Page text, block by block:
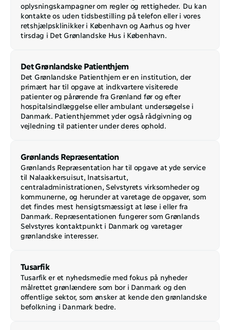
oplysningskampagner om regler og rettigheder. Du kan
kontakte os uden tidsbestilling på telefon eller i vores
retshjælpsklinikker i København og Aarhus og hver
tirsdag i Det Grønlandske Hus i København.
Det Grønlandske Patienthjem
Det Grønlandske Patienthjem er en institution, der
primært har til opgave at indkvartere visiterede
patienter og pårørende fra Grønland før og efter
hospitalsindlæggelse eller ambulant undersøgelse i
Danmark. Patienthjemmet yder også rådgivning og
vejledning til patienter under deres ophold.
Grønlands Repræsentation
Grønlands Repræsentation har til opgave at yde service
til Nalaakkersuisut, Inatsisartut,
centraladministrationen, Selvstyrets virksomheder og
kommunerne, og herunder at varetage de opgaver, som
det findes mest hensigtsmæssigt at løse i eller fra
Danmark. Repræsentationen fungerer som Grønlands
Selvstyres kontaktpunkt i Danmark og varetager
grønlandske interesser.
Tusarfik
Tusarfik er et nyhedsmedie med fokus på nyheder
målrettet grønlændere som bor i Danmark og den
offentlige sektor, som ønsker at kende den grønlandske
befolkning i Danmark bedre.